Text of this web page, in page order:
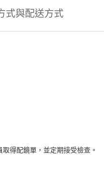
式與配送方式
得配鏡單，並定期接受檢查。